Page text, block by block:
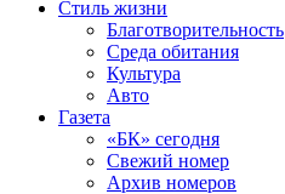
Стиль жизни
Благотворительность
Среда обитания
Культура
Авто
Газета
«БК» сегодня
Свежий номер
Архив номеров